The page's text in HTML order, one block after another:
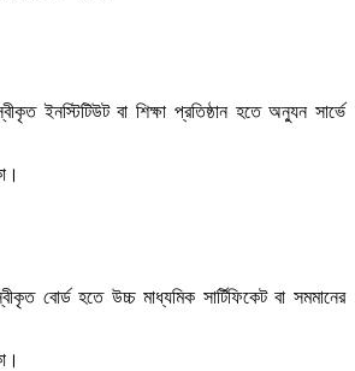
ইনস্টিটিউট বা শিক্ষা প্রতিষ্ঠান হতে অন্যুন সার্ভে
বোর্ড হতে উচ্চ মাধ্যমিক সার্টিফিকেট বা সমমানের